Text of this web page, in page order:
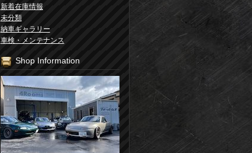
新着在庫情報
未分類
納車ギャラリー
車検・メンテナンス
Shop Information